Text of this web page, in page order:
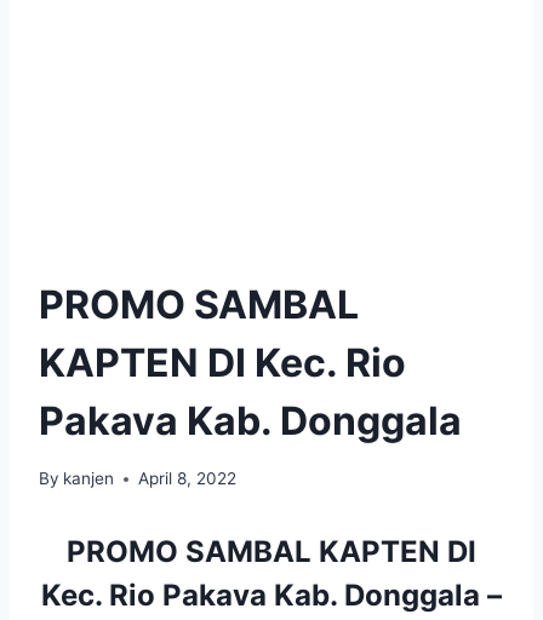
PROMO SAMBAL
KAPTEN DI Kec. Rio
Pakava Kab. Donggala
By kanjen April 8, 2022
PROMO SAMBAL KAPTEN DI
Kec. Rio Pakava Kab. Donggala –